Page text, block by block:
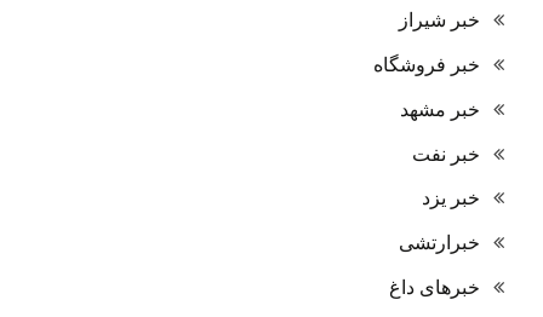
خبر شیراز
خبر فروشگاه
خبر مشهد
خبر نفت
خبر یزد
خبرارتشی
خبرهای داغ